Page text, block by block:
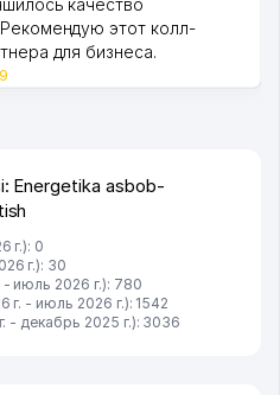
качество
этот колл-
для бизнеса.
Energetika asbob-
г.): 0
г.): 30
июль 2026 г.): 780
г. - июль 2026 г.): 1542
- декабрь 2025 г.): 3036